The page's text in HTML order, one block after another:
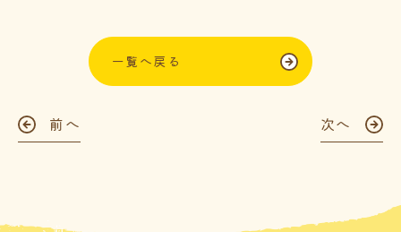
一覧へ戻る
前へ 次へ